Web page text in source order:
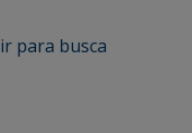
ir para busca